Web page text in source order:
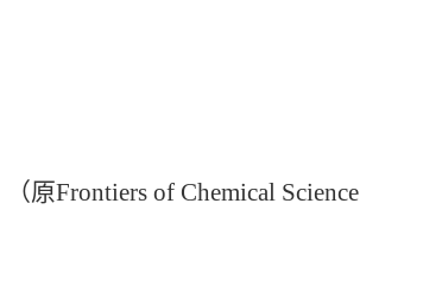
（原Frontiers of Chemical Science